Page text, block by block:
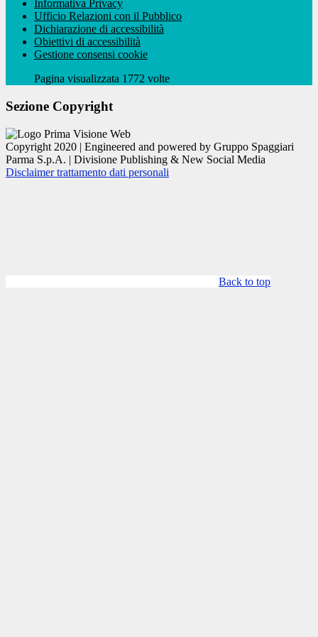
Informativa Privacy
Ufficio Relazioni con il Pubblico
Dichiarazione di accessibilità
Obiettivi di accessibilità
Gestione consensi cookie
Pagina visualizzata 1772 volte
Sezione Copyright
Copyright 2020 | Engineered and powered by Gruppo Spaggiari
Parma S.p.A. | Divisione Publishing & New Social Media
Disclaimer trattamento dati personali
Back to top